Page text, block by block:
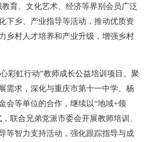
育、文化艺术、经济等界别会员广泛
下乡、产业指导等活动，推动优质资
乡村人才培养和产业升级，增强乡村
彩虹行动”教师成长公益培训项目。聚
需求，深化与重庆市第十一中学、杨
会等单位的合作，继续以“地域+领
联合兄弟党派市委会开展教师培训、
等智力支持活动，强化跟踪指导与成